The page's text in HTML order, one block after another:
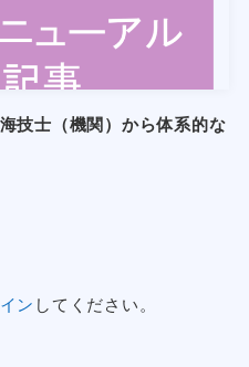
技士（機関）から体系的な
ン してください。